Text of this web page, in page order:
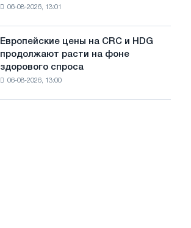
06-08-2026, 13:01
Европейские цены на CRC и HDG
продолжают расти на фоне
здорового спроса
06-08-2026, 13:00